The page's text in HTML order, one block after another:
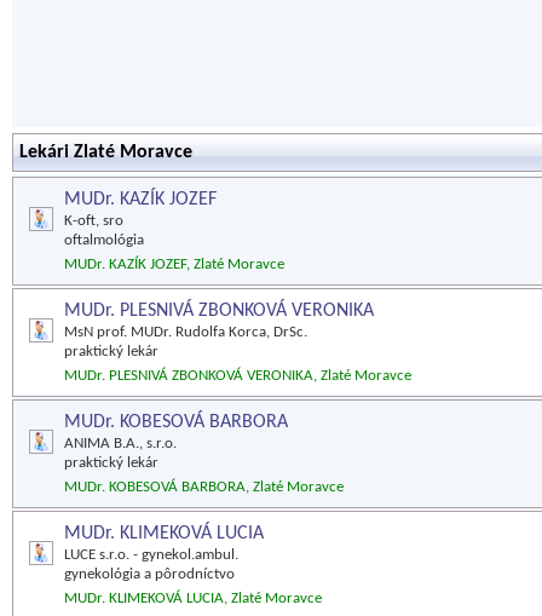
Lekári Zlaté Moravce
MUDr. KAZÍK JOZEF
K-oft, sro
oftalmológia
MUDr. KAZÍK JOZEF, Zlaté Moravce
MUDr. PLESNIVÁ ZBONKOVÁ VERONIKA
MsN prof. MUDr. Rudolfa Korca, DrSc.
praktický lekár
MUDr. PLESNIVÁ ZBONKOVÁ VERONIKA, Zlaté Moravce
MUDr. KOBESOVÁ BARBORA
ANIMA B.A., s.r.o.
praktický lekár
MUDr. KOBESOVÁ BARBORA, Zlaté Moravce
MUDr. KLIMEKOVÁ LUCIA
LUCE s.r.o. - gynekol.ambul.
gynekológia a pôrodníctvo
MUDr. KLIMEKOVÁ LUCIA, Zlaté Moravce